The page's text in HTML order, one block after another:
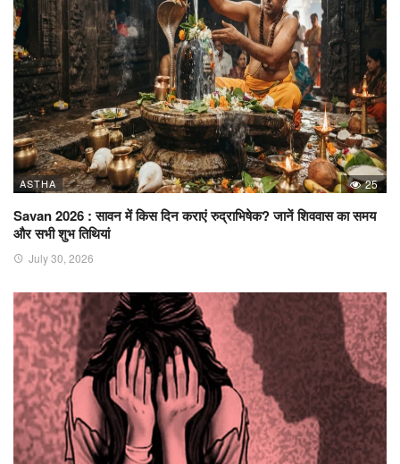
ASTHA 25
Savan 2026 : सावन में किस दिन कराएं रुद्राभिषेक? जानें शिववास का समय
और सभी शुभ तिथियां
July 30, 2026